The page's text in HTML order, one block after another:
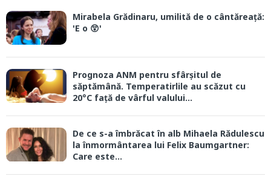
Mirabela Grădinaru, umilită de o cântăreață:
'E o 😲'
Prognoza ANM pentru sfârșitul de
săptămână. Temperatirlile au scăzut cu
20°C față de vârful valului...
De ce s-a îmbrăcat în alb Mihaela Rădulescu
la înmormântarea lui Felix Baumgartner:
Care este...